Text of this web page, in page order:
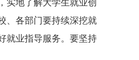
地了解大学生就业创
、各部门要持续深挖就
就业指导服务。要坚持